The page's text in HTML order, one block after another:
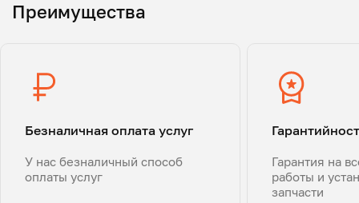
Преимущества
Безналичная оплата услуг
У нас безналичный способ
оплаты услуг
Гарантия на
работы и
запчасти